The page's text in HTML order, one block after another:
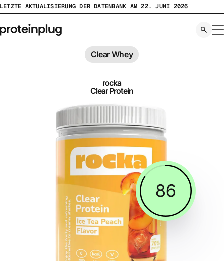
Zum
springen
LETZTE AKTUALISIERUNG DER DATENBANK AM 22. JUNI 2026
Clear Whey
rocka
Clear Protein
86